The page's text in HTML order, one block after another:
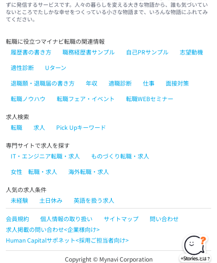
ずに発信するサービスです。人々の暮らしを変える大きな物語から、誰も気づいてい
ないところでたしかな幸せをつくっている小さな物語まで、いろんな物語にふれてみ
てください。
転職に役立つマイナビ転職の関連情報
履歴書の書き方
職務経歴書サンプル 自己PRサンプル
志望動機
適性診断
Uターン
退職願・退職届の書き方
年収 適職診断 仕事
面接対策
転職ノウハウ
転職フェア・イベント 転職WEBセミナー
求人検索
転職
求人 Pick Upキーワード
専門サイトで求人を探す
IT・エンジニア転職・求人
ものづくり転職・求人
女性 転職・求人
海外転職・求人
人気の求人条件
未経験
土日休み 英語を扱う求人
会員規約 個人情報の取り扱い サイトマップ
問い合わせ
求人掲載の問い合わせ<企業様向け>
Human Capitalサポネット<採用ご担当者向け>
Copyright © Mynavi Corporation